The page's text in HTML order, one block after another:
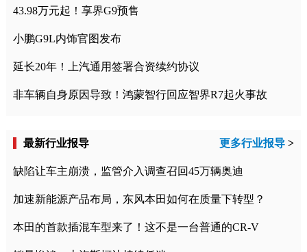
43.98万元起！享界G9预售
小鹏G9L内饰官图发布
延长20年！上汽通用签署合资续约协议
非车辆自身原因导致！鸿蒙智行回应智界R7起火事故
最新行业报导 更多行业报导 >
缺陷让车主崩溃，监管介入调查召回45万辆奥迪
加速新能源产品布局，东风本田如何在质量下转型？
本田的首款插混车型来了！这不是一台普通的CR-V